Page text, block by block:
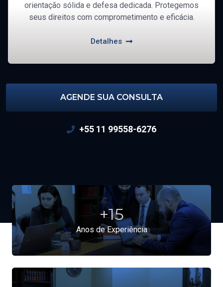
orientação sólida e defesa dedicada. Protegemos
seus direitos com comprometimento e eficácia.
Detalhes
AGENDE SUA CONSULTA
+55 11 99558-6276
Anos de Experiência
+15